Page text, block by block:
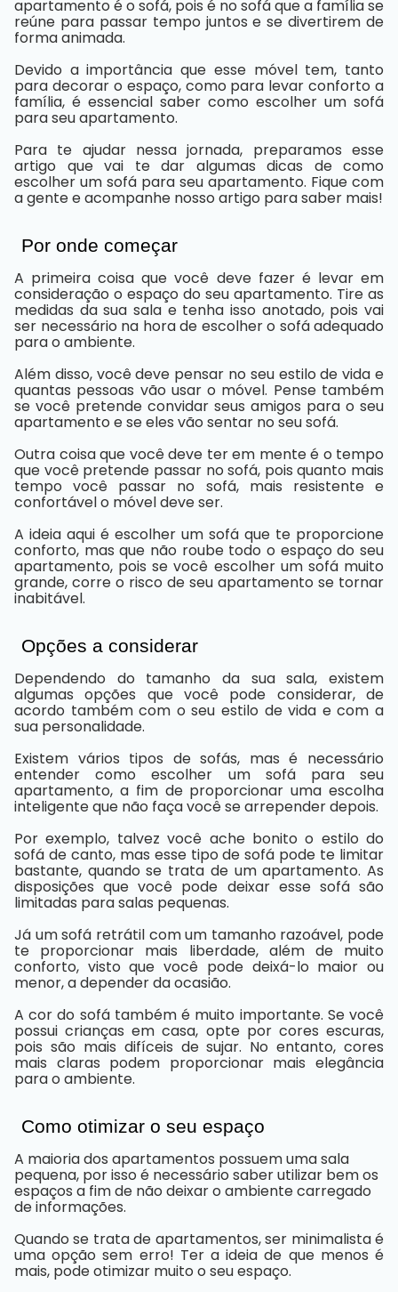
apartamento é o sofá, pois é no sofá que a família se
reúne para passar tempo juntos e se divertirem de
forma animada.
Devido a importância que esse móvel tem, tanto
para decorar o espaço, como para levar conforto a
família, é essencial saber como escolher um sofá
para seu apartamento.
Para te ajudar nessa jornada, preparamos esse
artigo que vai te dar algumas dicas de como
escolher um sofá para seu apartamento. Fique com
a gente e acompanhe nosso artigo para saber mais!
Por onde começar
A primeira coisa que você deve fazer é levar em
consideração o espaço do seu apartamento. Tire as
medidas da sua sala e tenha isso anotado, pois vai
ser necessário na hora de escolher o sofá adequado
para o ambiente.
Além disso, você deve pensar no seu estilo de vida e
quantas pessoas vão usar o móvel. Pense também
se você pretende convidar seus amigos para o seu
apartamento e se eles vão sentar no seu sofá.
Outra coisa que você deve ter em mente é o tempo
que você pretende passar no sofá, pois quanto mais
tempo você passar no sofá, mais resistente e
confortável o móvel deve ser.
A ideia aqui é escolher um sofá que te proporcione
conforto, mas que não roube todo o espaço do seu
apartamento, pois se você escolher um sofá muito
grande, corre o risco de seu apartamento se tornar
inabitável.
Opções a considerar
Dependendo do tamanho da sua sala, existem
algumas opções que você pode considerar, de
acordo também com o seu estilo de vida e com a
sua personalidade.
Existem vários tipos de sofás, mas é necessário
entender como escolher um sofá para seu
apartamento, a fim de proporcionar uma escolha
inteligente que não faça você se arrepender depois.
Por exemplo, talvez você ache bonito o estilo do
sofá de canto, mas esse tipo de sofá pode te limitar
bastante, quando se trata de um apartamento. As
disposições que você pode deixar esse sofá são
limitadas para salas pequenas.
Já um sofá retrátil com um tamanho razoável, pode
te proporcionar mais liberdade, além de muito
conforto, visto que você pode deixá-lo maior ou
menor, a depender da ocasião.
A cor do sofá também é muito importante. Se você
possui crianças em casa, opte por cores escuras,
pois são mais difíceis de sujar. No entanto, cores
mais claras podem proporcionar mais elegância
para o ambiente.
Como otimizar o seu espaço
A maioria dos apartamentos possuem uma sala
pequena, por isso é necessário saber utilizar bem os
espaços a fim de não deixar o ambiente carregado
de informações.
Quando se trata de apartamentos, ser minimalista é
uma opção sem erro! Ter a ideia de que menos é
mais, pode otimizar muito o seu espaço.